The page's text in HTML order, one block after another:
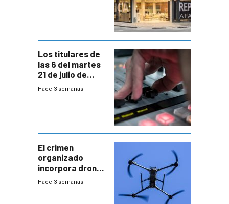
Los titulares de
las 6 del martes
21 de julio de
2026
Hace 3 semanas
El crimen
organizado
incorpora drones
y abre un nuevo
Hace 3 semanas